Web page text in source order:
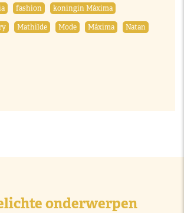
fashion
koningin Máxima
Mathilde Mode Máxima
Natan
onderwerpen